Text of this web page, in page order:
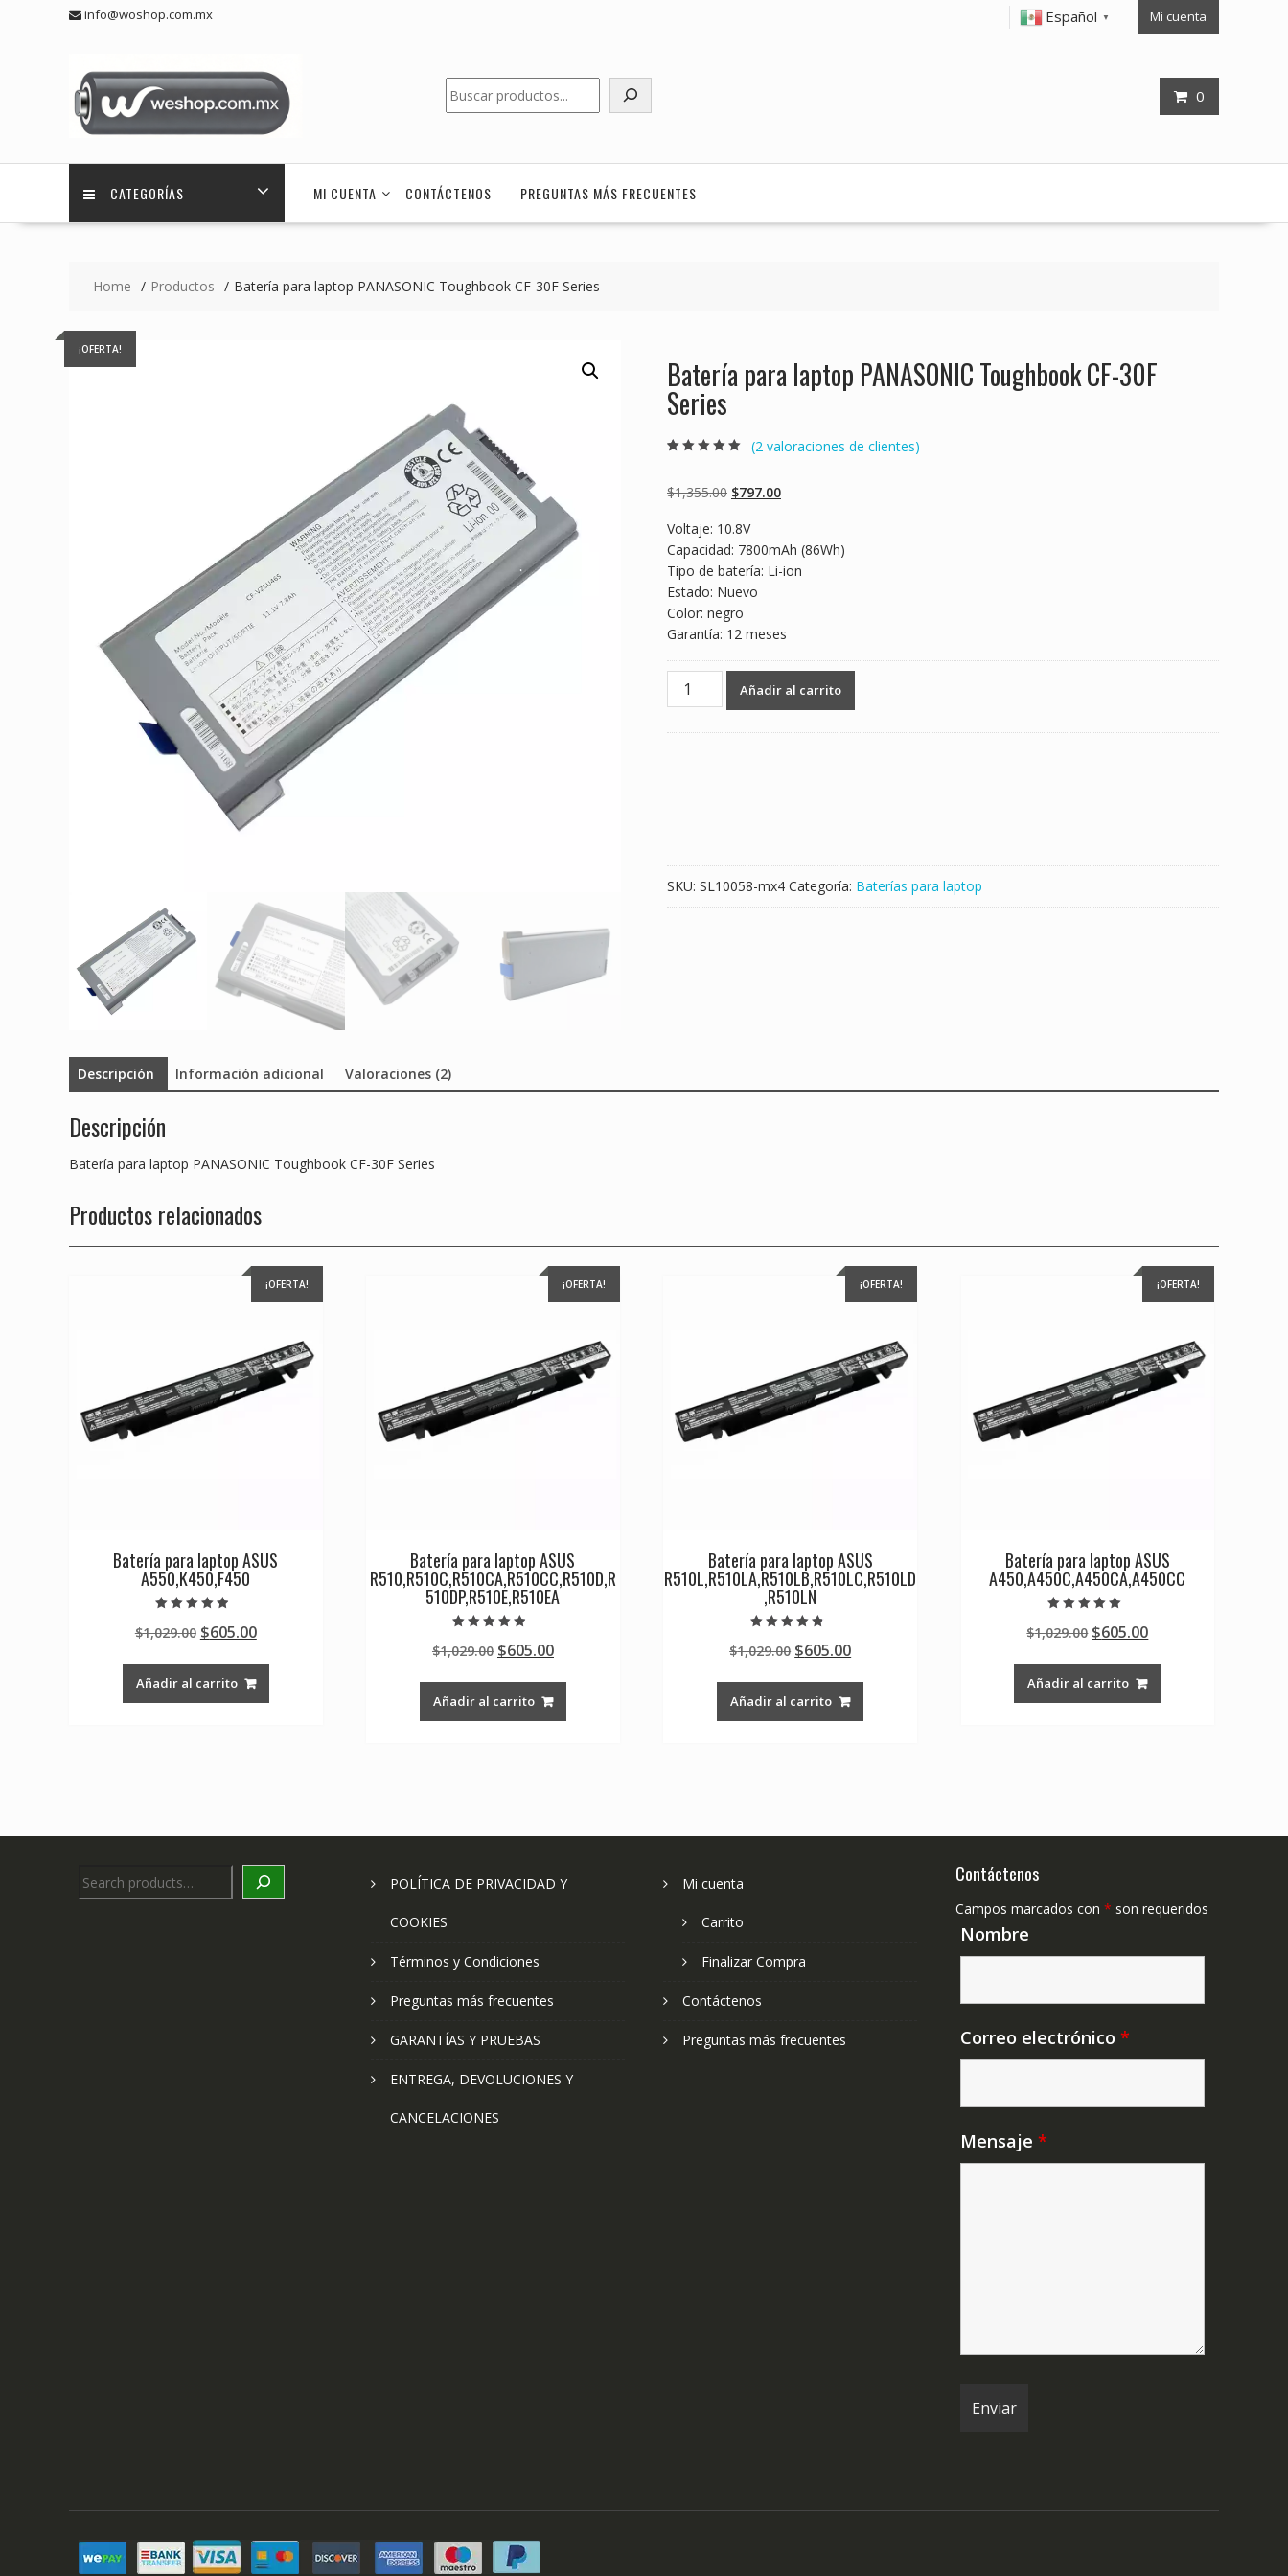
info@woshop.com.mx Español ▼ Mi cuenta
0
Buscar
CATEGORÍAS MI CUENTA CONTÁCTENOS PREGUNTAS MÁS FRECUENTES
Home Productos Batería para laptop PANASONIC Toughbook CF-30F Series
¡OFERTA!
Batería para laptop PANASONIC Toughbook CF-30F
Series
basado en
puntuaciones
(2 valoraciones de clientes)
$1,355.00 Original
was:
$1,355.00.
$797.00Current
$797.00.
Voltaje: 10.8V
Capacidad: 7800mAh (86Wh)
Tipo de batería: Li-ion
Estado: Nuevo
Color: negro
Garantía: 12 meses
Batería
para
Añadir al carrito
SKU: SL10058-mx4 Categoría: Baterías para laptop
Descripción Información adicional Valoraciones (2)
Descripción
Batería para laptop PANASONIC Toughbook CF-30F Series
Productos relacionados
¡OFERTA!
Batería para laptop ASUS
A550,K450,F450
4.50
de 5
$1,029.00 Original
was:
$1,029.00.
$605.00Current
$605.00.
Añadir al carrito
¡OFERTA!
Batería para laptop ASUS
R510,R510C,R510CA,R510CC,R510D,R
510DP,R510E,R510EA
4.50
de 5
$1,029.00 Original
was:
$1,029.00.
$605.00Current
$605.00.
Añadir al carrito
¡OFERTA!
Batería para laptop ASUS
R510L,R510LA,R510LB,R510LC,R510LD
,R510LN
4.50
de 5
$1,029.00 Original
was:
$1,029.00.
$605.00Current
Añadir al carrito
¡OFERTA!
Batería para laptop ASUS
A450,A450C,A450CA,A450CC
5.00
de 5
$1,029.00 Original
was:
$1,029.00.
$605.00Current
Añadir al carrito
Search
POLÍTICA DE PRIVACIDAD Y
COOKIES
Términos y Condiciones
Preguntas más frecuentes
GARANTÍAS Y PRUEBAS
ENTREGA, DEVOLUCIONES Y
CANCELACIONES
Mi cuenta
Carrito
Finalizar Compra
Contáctenos
Preguntas más frecuentes
Contáctenos
Campos marcados con * son requeridos
Nombre
Correo electrónico *
Mensaje *